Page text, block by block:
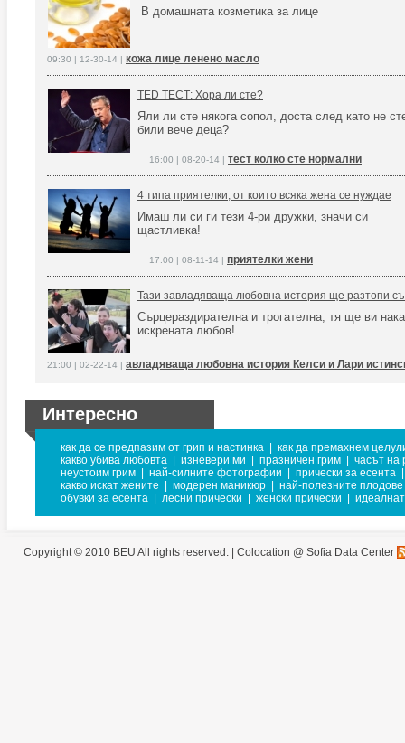
В домашната козметика за лице
09:30 | 12-30-14 | кожа лице ленено масло
TED ТЕСТ: Хора ли сте?
Яли ли сте някога сопол, доста след като не
били вече деца?
16:00 | 08-20-14 | тест колко сте нормални
4 типа приятелки, от които всяка жена се нуждае
Имаш ли си ги тези 4-ри дружки, значи си
щастливка!
17:00 | 08-11-14 | приятелки жени
Тази завладяваща любовна история ще разтопи
Сърцераздирателна и трогателна, тя ще ви
искрената любов!
21:00 | 02-22-14 | авладяваща любовна история Келси и Лари
Интересно
как да се предпазим от грип и настинка
как да премахнем
какво убива любовта
изневери ми празничен грим
часът на
неустоим грим
най-силните фотографии прически за есента
какво искат жените
модерен маникюр
най-полезните
обувки за есента
лесни прически женски прически
Copyright © 2010 BEU All rights reserved. | Colocation @ Sofia Data Center